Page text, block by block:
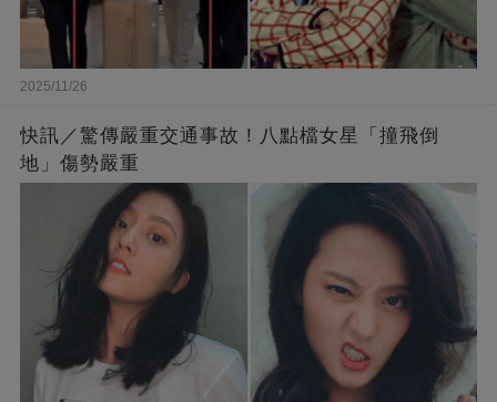
2025/11/26
快訊／驚傳嚴重交通事故！八點檔女星「撞飛倒
地」傷勢嚴重